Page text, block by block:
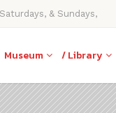
& Sundays,
Museum / Library